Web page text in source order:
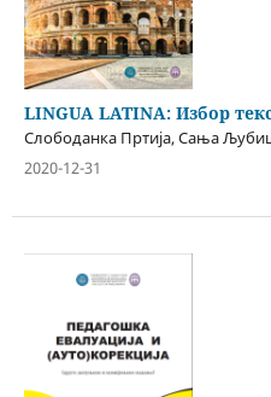
LINGUA LATINA: Избор
Слободанка Пртија, Сања
2020-12-31